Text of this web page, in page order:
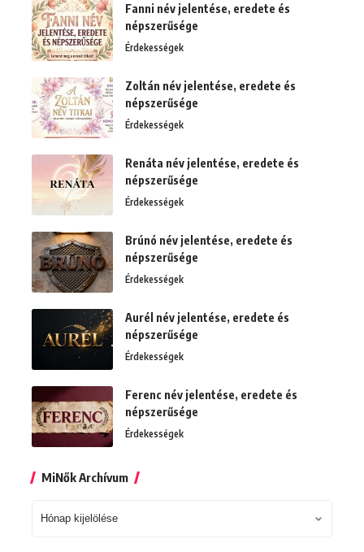
Fanni név jelentése, eredete és
népszerűsége
Érdekességek
Zoltán név jelentése, eredete és
népszerűsége
Érdekességek
Renáta név jelentése, eredete és
népszerűsége
Érdekességek
Brúnó név jelentése, eredete és
népszerűsége
Érdekességek
Aurél név jelentése, eredete és
népszerűsége
Érdekességek
Ferenc név jelentése, eredete és
népszerűsége
Érdekességek
MiNők Archívum
MiNők